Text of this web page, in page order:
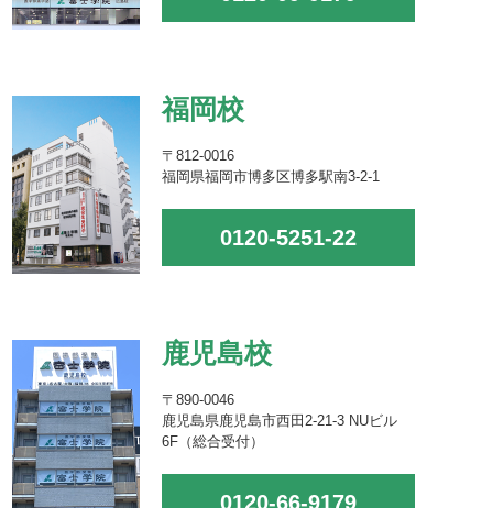
福岡校
〒812-0016
福岡県福岡市博多区博多駅南3-2-1
0120-5251-22
鹿児島校
〒890-0046
鹿児島県鹿児島市西田2-21-3 NUビル
6F（総合受付）
0120-66-9179